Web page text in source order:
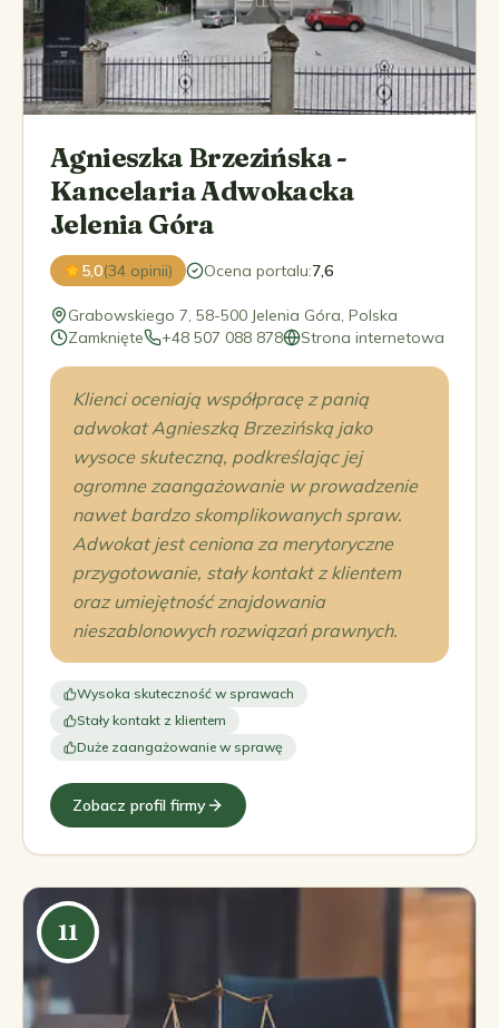
Agnieszka Brzezińska -
Kancelaria Adwokacka
Jelenia Góra
5,0(34 opinii) Ocena portalu:7,6
Grabowskiego 7, 58-500 Jelenia Góra, Polska
Zamknięte
+48 507 088 878 Strona internetowa
Klienci oceniają współpracę z panią
adwokat Agnieszką Brzezińską jako
wysoce skuteczną, podkreślając jej
ogromne zaangażowanie w prowadzenie
nawet bardzo skomplikowanych spraw.
Adwokat jest ceniona za merytoryczne
przygotowanie, stały kontakt z klientem
oraz umiejętność znajdowania
nieszablonowych rozwiązań prawnych.
Wysoka skuteczność w sprawach
Stały kontakt z klientem
Duże zaangażowanie w sprawę
Zobacz profil firmy
11